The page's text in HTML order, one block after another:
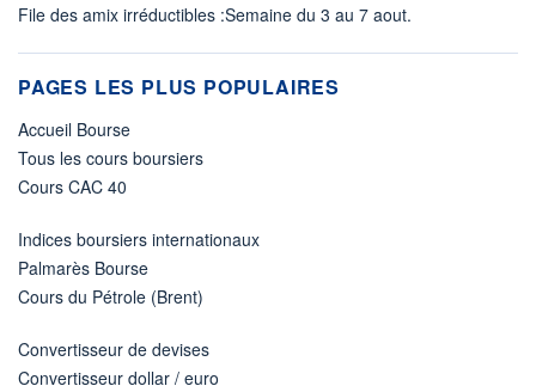
File des amix irréductibles :Semaine du 3 au 7 aout.
PAGES LES PLUS POPULAIRES
Accueil Bourse
Tous les cours boursiers
Cours CAC 40
Indices boursiers internationaux
Palmarès Bourse
Cours du Pétrole (Brent)
Convertisseur de devises
Convertisseur dollar / euro